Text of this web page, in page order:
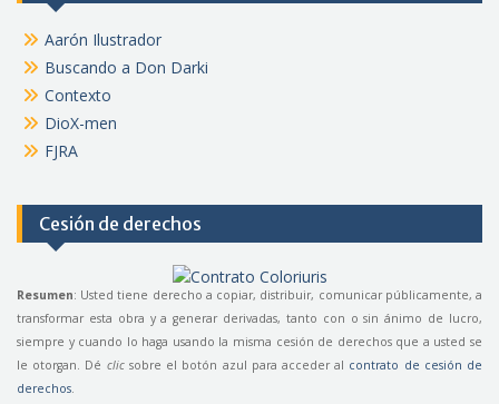
Aarón Ilustrador
Buscando a Don Darki
Contexto
DioX-men
FJRA
Cesión de derechos
Resumen: Usted tiene derecho a copiar, distribuir, comunicar públicamente, a
transformar esta obra y a generar derivadas, tanto con o sin ánimo de lucro,
siempre y cuando lo haga usando la misma cesión de derechos que a usted se
le otorgan. Dé clicsobre el botón azul para acceder al contrato de cesión de
derechos.